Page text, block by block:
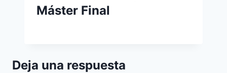
Máster Final
Deja una respuesta